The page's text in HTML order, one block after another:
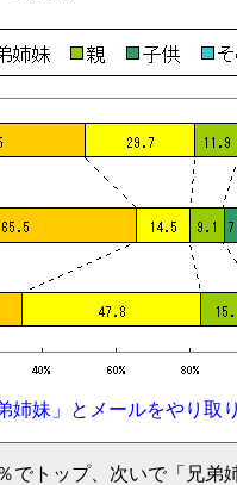
姉妹」とメールをやり取
でトップ、次いで「兄弟